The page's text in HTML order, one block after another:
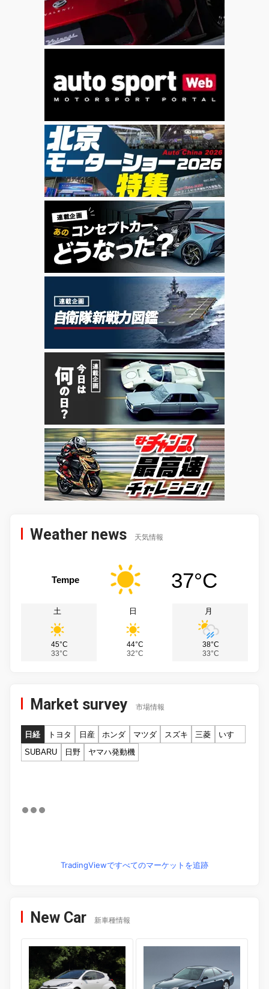
Weather news 天気情報
Tempe 37°C
土
45°C
33°C
日
44°C
32°C
月
38°C
33°C
Market survey 市場情報
日経 トヨタ 日産 ホンダ マツダ スズキ 三菱
いすゞ
SUBARU
日野 ヤマハ発動機
TradingViewですべてのマーケットを追跡
New Car 新車種情報